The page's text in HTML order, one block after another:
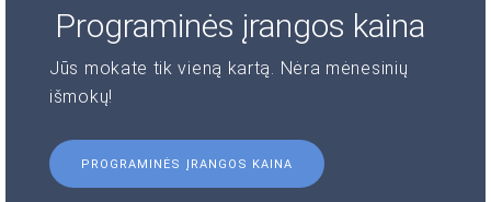
Programinės įrangos kaina
Jūs mokate tik vieną kartą. Nėra mėnesinių
išmokų!
PROGRAMINĖS ĮRANGOS KAINA